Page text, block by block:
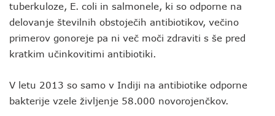
tuberkuloze, E. coli in salmonele, ki so odporne na
delovanje številnih obstoječih antibiotikov, večino
primerov gonoreje pa ni več moči zdraviti s še pred
kratkim učinkovitimi antibiotiki.
V letu 2013 so samo v Indiji na antibiotike odporne
bakterije vzele življenje 58.000 novorojenčkov.